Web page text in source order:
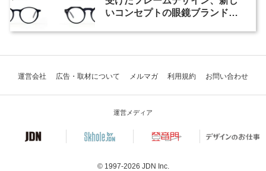
いコンセプトの眼鏡ブランド
運営会社 広告・取材について メルマガ 利用規約 お問い合わせ
運営メディア
© 1997-2026 JDN Inc.